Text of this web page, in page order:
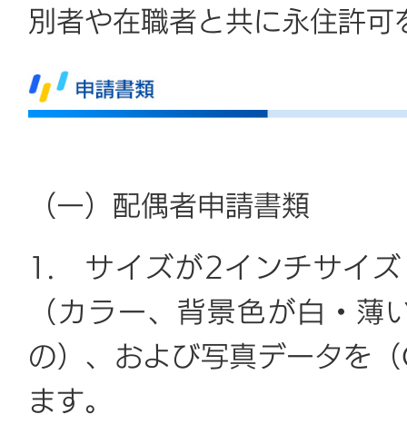
別者や在職者と共に永住許
（一）配偶者申請書類
1. サイズが2インチサイ
（カラー、背景色が白・
の）、および写真データを
ます。